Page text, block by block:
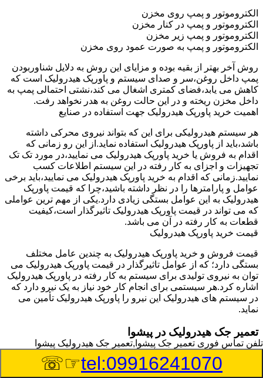
الکتروموتور و پمپ روی مخزن
الکتروموتور و پمپ در کنار مخزن
الکتروموتور و پمپ زیر مخزن
الکتروموتور و پمپ به صورت عمود روی مخزن
روش آخر بهتر از بقیه بوده و مزایای این روش به دلایل شناوربودن
پمپ داخل روغن،سر و صدای سیستم و پاورپک هیدرولیک است که
کاهش می یابد،فضای کمتری اشغال می کند،نشتی احتمالی پمپ به
داخل مخزن ریخته و در این حالت روغن به هدر نخواهد رفت.
اهمیت خرید پاورپک هیدرولیک جهت استفاده در صنایع
هر سیستم هیدرولیکی برای این که بتواند نیروی محرکی داشته
باشد،باید از پاورپک هیدرولیک استفاده نماید.از این رو زمانی که
اقدام به فروش یا خرید پاورپک هیدرولیک می نمایید،در مورد تک تک
تجهیزات و اجزای به کار رفته در این سیستم اطلاعات کسب
نمایید.زمانی که اقدام به خرید پاورپک هیدرولیک می نمایید،باید برخی
عوامل و پارامترها را در نظر داشته باشید،چرا که قیمت پاورپک
هیدرولیک به این عوامل بستگی زیادی دارد.یکی از مهم ترین عواملی
که می تواند در قیمت پاورپک هیدرولیک تاثیرگذار است،کیفیت
قطعات به کار رفته در آن می باشد.
قیمت خرید پاورپک هیدرولیک
قیمت فروش و خرید پاورپک هیدرولیک به چندین عامل مختلف
بستگی دارد؛ که از عوامل تاثیرگذار در قیمت پاورپک هیدرولیک می
توان به نیروی تولیدی برای سیستم به کار رفته در پاورپک هیدرولیک
اشاره کرد.هر سیستمی برای انجام کار خود نیاز به یک نیرو دارد که
در سیستم های هیدرولیک این نیرو را پاورپک هیدرولیک تأمین می
نماید.
تعمیر جک هیدرولیک در پیشوا
وسیله‎ای که با عملکرد خود موجب بلند شدن اهرم و یا وزن سنگین
در یک قسمت می گردد را جک هیدرولیک می نامند.جک هیدرولیک
تلفن تماس فوری تعمیر جک پیشوا,تعمیر جک هیدرولیک پیشوا
tel:09916241070
☞☏